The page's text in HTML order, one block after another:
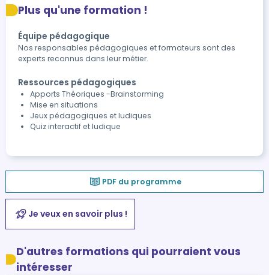
Plus qu'une formation !
Équipe pédagogique
Nos responsables pédagogiques et formateurs sont des
experts reconnus dans leur métier.
Ressources pédagogiques
Apports Théoriques -Brainstorming
Mise en situations
Jeux pédagogiques et ludiques
Quiz interactif et ludique
PDF du programme
Je veux en savoir plus !
D'autres formations qui pourraient vous
intéresser